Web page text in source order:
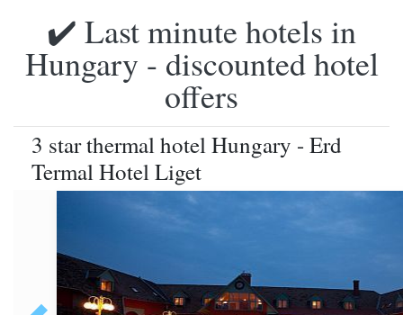
✔️ Last minute hotels in
Hungary - discounted hotel
offers
3 star thermal hotel Hungary - Erd
Termal Hotel Liget